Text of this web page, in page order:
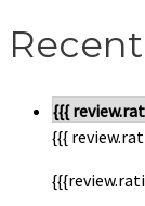
{{{
{{{